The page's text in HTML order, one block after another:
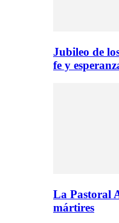
Jubileo de
fe y
La Pastoral
mártires